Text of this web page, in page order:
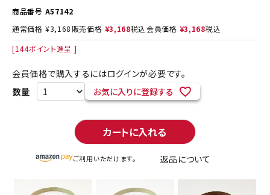
商品番号 A57142
通常価格 ¥3,168 販売価格 ¥3,168税込会員価格 ¥3,168税込
[144ポイント進呈 ]
会員価格で購入するにはログインが必要です。
お気に入りに登録する
カートに入れる
ご利用いただけます。 返品について